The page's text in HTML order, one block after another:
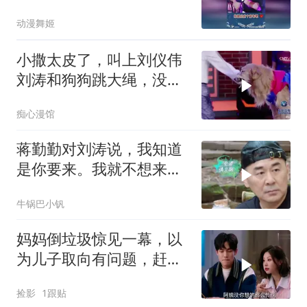
动漫舞姬
小撒太皮了，叫上刘仪伟
刘涛和狗狗跳大绳，没想
痴心漫馆
蒋勤勤对刘涛说，我知道
是你要来。我就不想来
牛锅巴小钒
妈妈倒垃圾惊见一幕，以
为儿子取向有问题，赶忙
捡影 1跟贴